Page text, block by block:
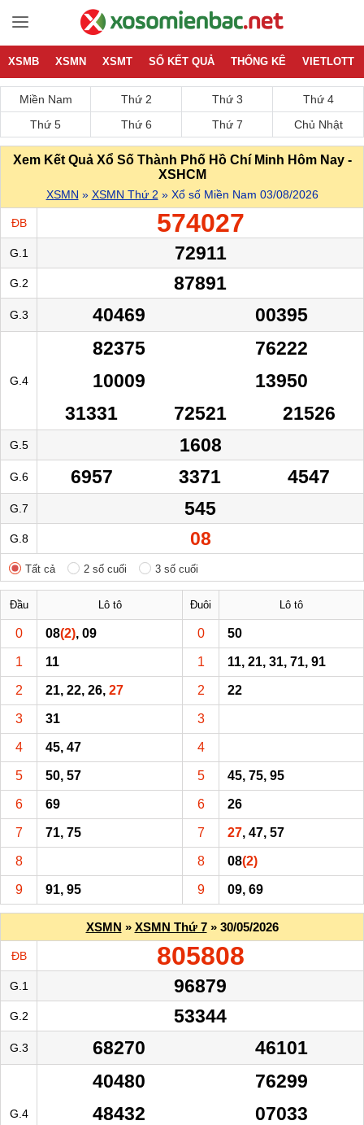
XSMB XSMN XSMT SỔ KẾT QUẢ THỐNG KÊ VIETLOTT
Miền Nam Thứ 2 Thứ 3
Thứ 4
Thứ 5
Thứ 6 Thứ 7 Chủ Nhật
Xem Kết Quả Xổ Số Thành Phố Hồ Chí Minh Hôm Nay -
XSHCM
XSMN » XSMN Thứ 2 » Xổ số Miền Nam 03/08/2026
ĐB 574027
G.1 72911
G.2 87891
G.3 40469 00395
G.4
82375
76222
10009
13950
31331
72521 21526
G.5 1608
G.6 6957 3371 4547
G.7 545
G.8 08
Tất cả 2 số cuối 3 số cuối
Đầu Lô tô Đuôi Lô tô
0 08(2), 09 0 50
1 11 1 11, 21, 31, 71, 91
2 21, 22, 26, 27 2 22
3 31 3
4 45, 47 4
5 50, 57 5 45, 75, 95
6 69 6 26
7 71, 75 7 27, 47, 57
8 8 08(2)
9 91, 95 9 09, 69
XSMN » XSMN Thứ 7» 30/05/2026
ĐB 805808
G.1 96879
G.2 53344
G.3 68270 46101
G.4
40480
76299
48432
07033